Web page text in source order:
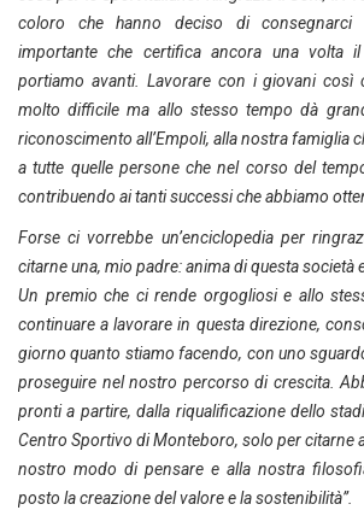
coloro che hanno deciso di consegnarci
importante che certifica ancora una volta
portiamo avanti. Lavorare con i giovani così
molto difficile ma allo stesso tempo dà
riconoscimento all’Empoli, alla nostra famiglia
a tutte quelle persone che nel corso del
contribuendo ai tanti successi che abbiamo
Forse ci vorrebbe un’enciclopedia per
citarne una, mio padre: anima di questa società
Un premio che ci rende orgogliosi e allo
continuare a lavorare in questa direzione,
giorno quanto stiamo facendo, con uno
proseguire nel nostro percorso di crescita.
pronti a partire, dalla riqualificazione dello
Centro Sportivo di Monteboro, solo per citarne
nostro modo di pensare e alla nostra
posto la creazione del valore e la sostenibilità”.